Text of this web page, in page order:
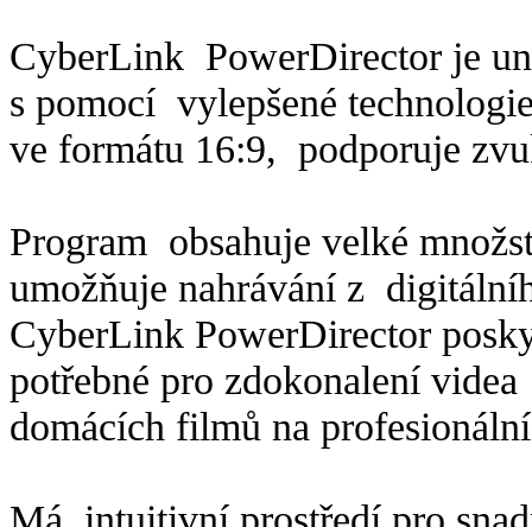
CyberLink PowerDirector je
s pomocí vylepšené
ve formátu 16:9, podporuje
Program obsahuje velké
umožňuje nahrávání z
CyberLink PowerDirector
potřebné pro zdokonalení
domácích filmů na